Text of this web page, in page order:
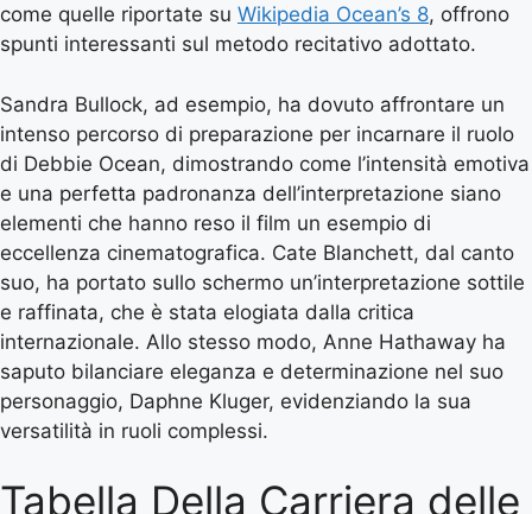
come quelle riportate su Wikipedia Ocean’s 8, offrono
spunti interessanti sul metodo recitativo adottato.
Sandra Bullock, ad esempio, ha dovuto affrontare un
intenso percorso di preparazione per incarnare il ruolo
di Debbie Ocean, dimostrando come l’intensità emotiva
e una perfetta padronanza dell’interpretazione siano
elementi che hanno reso il film un esempio di
eccellenza cinematografica. Cate Blanchett, dal canto
suo, ha portato sullo schermo un’interpretazione sottile
e raffinata, che è stata elogiata dalla critica
internazionale. Allo stesso modo, Anne Hathaway ha
saputo bilanciare eleganza e determinazione nel suo
personaggio, Daphne Kluger, evidenziando la sua
versatilità in ruoli complessi.
Tabella Della Carriera delle